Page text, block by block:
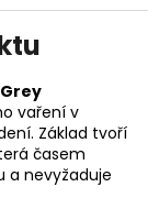
vaření v
Základ tvoří
časem
a nevyžaduje